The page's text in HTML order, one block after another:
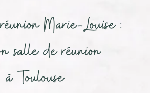
Marie-Louise :
salle de réunion
à Toulouse